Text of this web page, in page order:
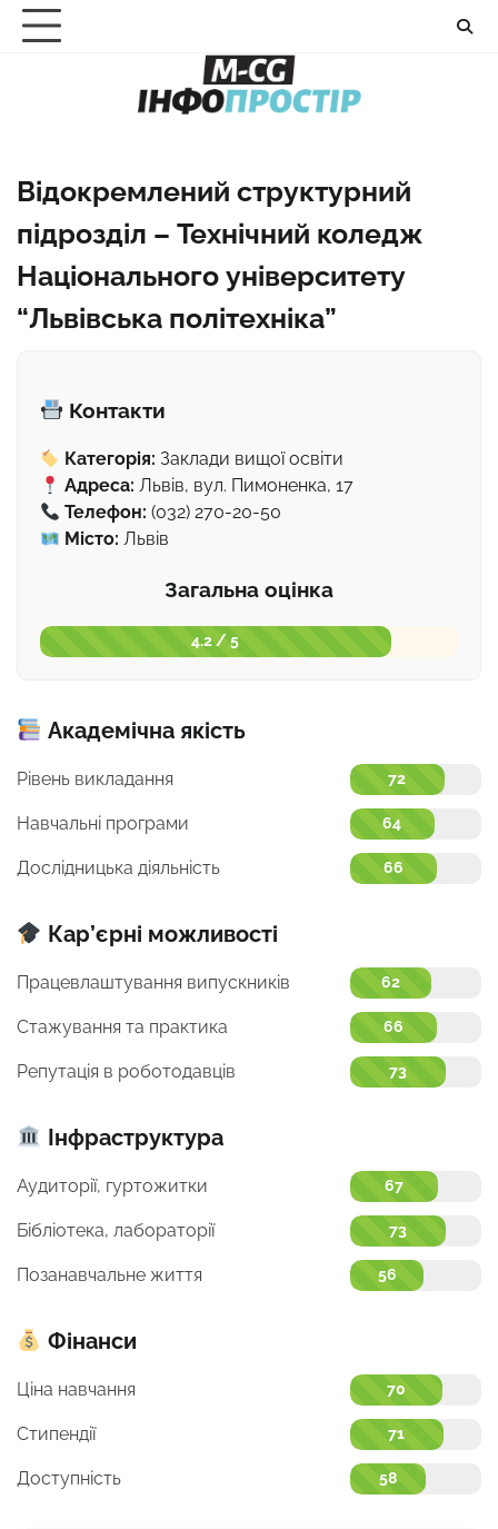
Перейти
Відокремлений структурний
підрозділ – Технічний коледж
Національного університету
“Львівська політехніка”
Контакти
Категорія: Заклади вищої освіти
Адреса: Львів, вул. Пимоненка, 17
Телефон: (032) 270-20-50
Місто: Львів
Загальна оцінка
4.2 / 5
Академічна якість
Рівень викладання 72
Навчальні програми 64
Дослідницька діяльність 66
Кар’єрні можливості
Працевлаштування випускників 62
Стажування та практика 66
Репутація в роботодавців 73
Інфраструктура
Аудиторії, гуртожитки 67
Бібліотека, лабораторії 73
Позанавчальне життя 56
Фінанси
Ціна навчання 70
Стипендії 71
Доступність 58